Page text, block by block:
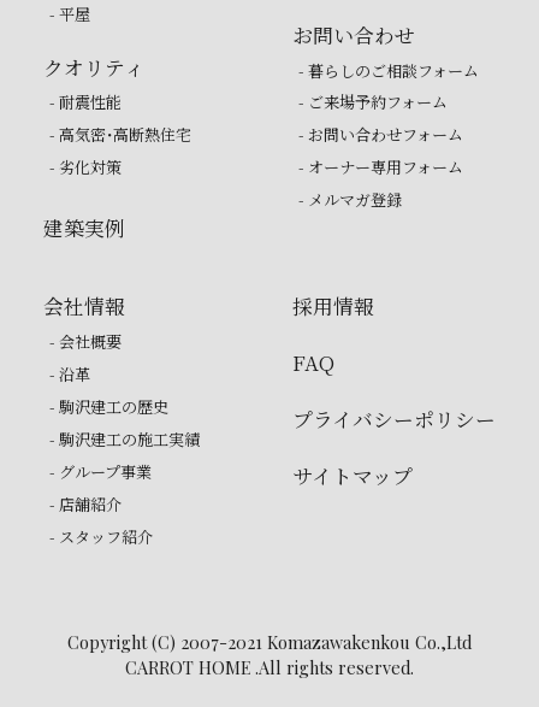
- 平屋
クオリティ
- 耐震性能
- 高気密・高断熱住宅
- 劣化対策
建築実例
お問い合わせ
- 暮らしのご相談フォーム
- ご来場予約フォーム
- お問い合わせフォーム
- オーナー専用フォーム
- メルマガ登録
会社情報
- 会社概要
- 沿革
- 駒沢建工の歴史
- 駒沢建工の施工実績
- グループ事業
- 店舗紹介
- スタッフ紹介
採用情報
FAQ
プライバシーポリシー
サイトマップ
Copyright (C) 2007-2021 Komazawakenkou Co.,Ltd
CARROT HOME .All rights reserved.